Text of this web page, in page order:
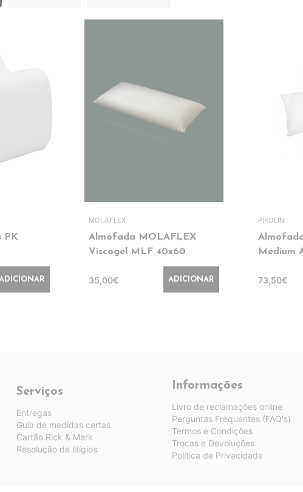
PK
MOLAFLEX
Almofada MOLAFLEX
Viscogel MLF 40x60
35,00€ ADICIONAR
PIKOLIN
Medium
73,50€
Serviços
Entregas
Guia de medidas certas
Cartão Rick & Mark
Resolução de litígios
Informações
Livro de reclamações online
Perguntas Frequentes (FAQ's)
Termos e Condições
Trocas e Devoluções
Política de Privacidade